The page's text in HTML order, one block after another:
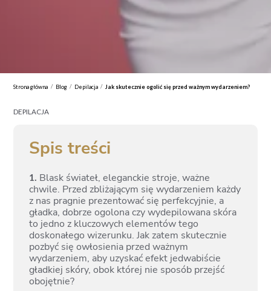
Strona główna / Blog / Depilacja / Jak skutecznie ogolić się przed ważnym wydarzeniem?
DEPILACJA
Spis treści
1.
Blask świateł, eleganckie stroje, ważne
chwile. Przed zbliżającym się wydarzeniem każdy
z nas pragnie prezentować się perfekcyjnie, a
gładka, dobrze ogolona czy wydepilowana skóra
to jedno z kluczowych elementów tego
doskonałego wizerunku. Jak zatem skutecznie
pozbyć się owłosienia przed ważnym
wydarzeniem, aby uzyskać efekt jedwabiście
gładkiej skóry, obok której nie sposób przejść
obojętnie?